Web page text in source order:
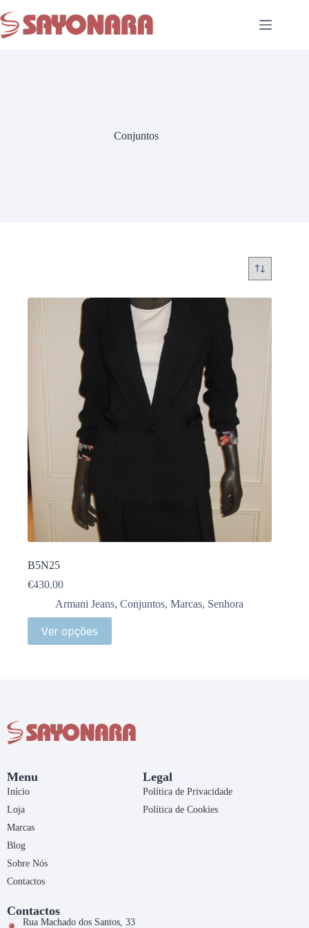
Conjuntos
B5N25
€430.00
Armani Jeans, Conjuntos, Marcas, Senhora
Ver opções
Menu
Início
Loja
Marcas
Blog
Sobre Nós
Contactos
Legal
Política de Privacidade
Política de Cookies
Contactos
Rua Machado dos Santos, 33